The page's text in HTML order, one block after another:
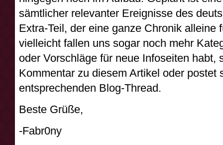
sämtlicher relevanter Ereignisse des
Extra-Teil, der eine ganze Chronik alleine
vielleicht fallen uns sogar noch mehr
oder Vorschläge für neue Infoseiten habt,
Kommentar zu diesem Artikel oder postet
entsprechenden Blog-Thread.
Beste Grüße,
-Fabr0ny